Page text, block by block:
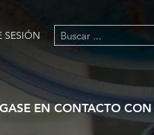
SESIÓN
EN CONTACTO CON